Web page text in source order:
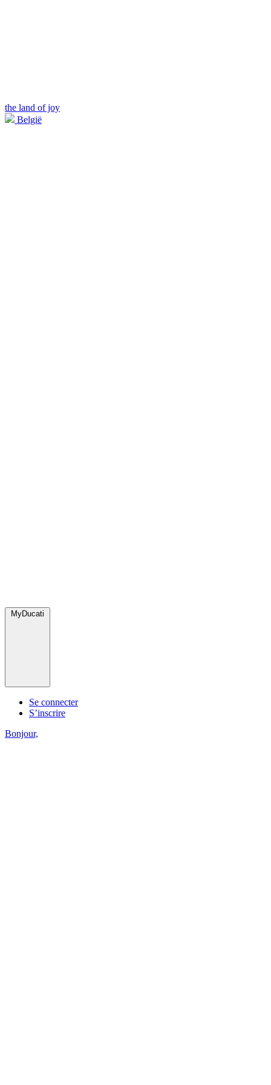
the land of joy
België
MyDucati
Se connecter
S’inscrire
Bonjour,